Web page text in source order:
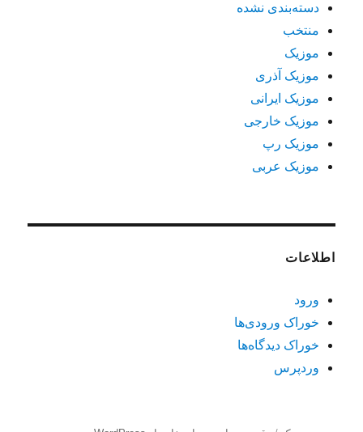
دسته‌بندی نشده
منتخب
موزیک
موزیک آذری
موزیک ایرانی
موزیک خارجی
موزیک رپ
موزیک عربی
اطلاعات
ورود
خوراک ورودی‌ها
خوراک دیدگاه‌ها
وردپرس